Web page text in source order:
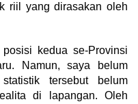
riil yang dirasakan oleh
kedua se-Provinsi
Namun, saya belum
tersebut belum
di lapangan. Oleh